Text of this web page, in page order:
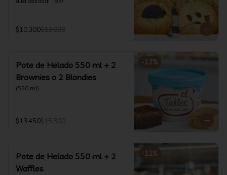
$10.300$12.000
-12%
Pote de Helado 550 ml + 2
Brownies o 2 Blondies
(550 ml)
$13.450$15.300
-12%
Pote de Helado 550 ml + 2
Waffles